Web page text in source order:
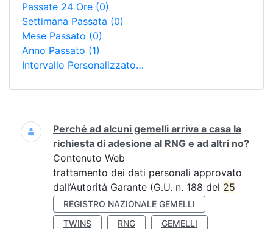
Passate 24 Ore (0)
Settimana Passata (0)
Mese Passato (0)
Anno Passato (1)
Intervallo Personalizzato…
Ricerca
Perché ad alcuni gemelli arriva a casa la
richiesta di adesione al RNG e ad altri no?
Contenuto Web
trattamento dei dati personali approvato
dall’Autorità Garante (G.U. n. 188 del 25
REGISTRO NAZIONALE GEMELLI
TWINS
RNG GEMELLI